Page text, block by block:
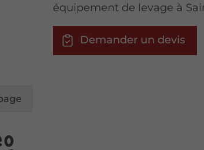
équipement de levage à
Demander un devis